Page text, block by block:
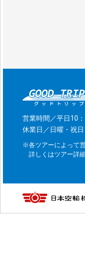
営業時間／平日10
休業日／日曜・祝
※各ツアーによって
詳しくはツアー詳